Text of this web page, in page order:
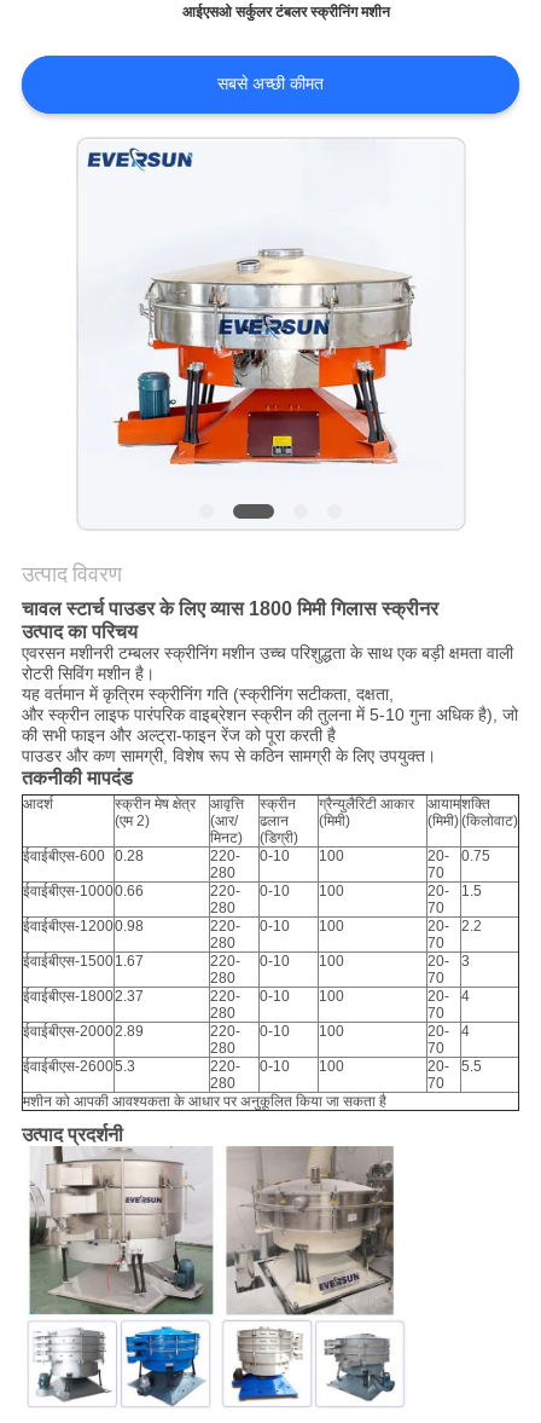
संपर्क
करें
गोपनीयता
नीति
आईएसओ सर्कुलर टंबलर स्क्रीनिंग मशीन
सबसे अच्छी कीमत
उत्पाद विवरण
चावल स्टार्च पाउडर के लिए व्यास 1800 मिमी गिलास स्क्रीनर
उत्पाद का परिचय
एवरसन मशीनरी टम्बलर स्क्रीनिंग मशीन उच्च परिशुद्धता के साथ एक बड़ी क्षमता वाली
रोटरी सिविंग मशीन है।
यह वर्तमान में कृत्रिम स्क्रीनिंग गति (स्क्रीनिंग सटीकता, दक्षता,
और स्क्रीन लाइफ पारंपरिक वाइब्रेशन स्क्रीन की तुलना में 5-10 गुना अधिक है), जो
की सभी फाइन और अल्ट्रा-फाइन रेंज को पूरा करती है
पाउडर और कण सामग्री, विशेष रूप से कठिन सामग्री के लिए उपयुक्त।
तकनीकी मापदंड
आदर्श
स्क्रीन मेष क्षेत्र
(एम 2)
आवृत्ति
(आर/
मिनट)
स्क्रीन
ढलान
(डिग्री)
ग्रैन्युलैरिटी आकार
(मिमी)
आयाम
(मिमी)
शक्ति
(किलोवाट)
ईवाईबीएस-600 0.28
220-
280
0-10 100
20-
70
0.75
ईवाईबीएस-10000.66
220-
280
0-10 100
20-
70
1.5
ईवाईबीएस-12000.98
220-
280
0-10 100
20-
70
2.2
ईवाईबीएस-15001.67
220-
280
0-10 100
20-
70
3
ईवाईबीएस-18002.37
220-
280
0-10 100
20-
70
4
ईवाईबीएस-20002.89
220-
280
0-10 100
20-
70
4
ईवाईबीएस-26005.3
220-
280
0-10 100
20-
70
5.5
मशीन को आपकी आवश्यकता के आधार पर अनुकूलित किया जा सकता है
उत्पाद प्रदर्शनी